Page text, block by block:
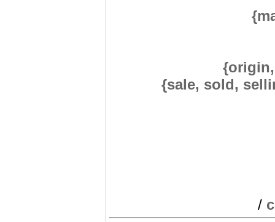
{sale, sold,
/